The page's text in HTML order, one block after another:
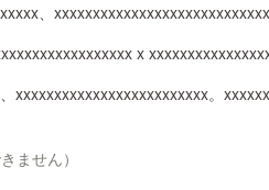
、
x
。
ません）